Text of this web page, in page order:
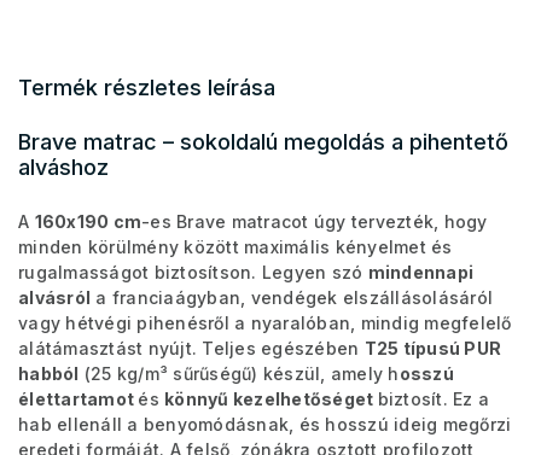
Termék részletes leírása
Brave matrac – sokoldalú megoldás a pihentető
alváshoz
A 160x190 cm-es Brave matracot úgy tervezték, hogy
minden körülmény között maximális kényelmet és
rugalmasságot biztosítson. Legyen szó mindennapi
alvásról a franciaágyban, vendégek elszállásolásáról
vagy hétvégi pihenésről a nyaralóban, mindig megfelelő
alátámasztást nyújt. Teljes egészében T25 típusú PUR
habból (25 kg/m³ sűrűségű) készül, amely hosszú
élettartamot és könnyű kezelhetőséget biztosít. Ez a
hab ellenáll a benyomódásnak, és hosszú ideig megőrzi
eredeti formáját. A felső, zónákra osztott profilozott